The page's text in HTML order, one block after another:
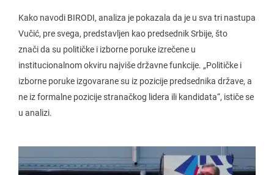
Kako navodi BIRODI, analiza je pokazala da je u sva tri nastupa
Vučić, pre svega, predstavljen kao predsednik Srbije, što
znači da su političke i izborne poruke izrečene u
institucionalnom okviru najviše državne funkcije. „Političke i
izborne poruke izgovarane su iz pozicije predsednika države, a
ne iz formalne pozicije stranačkog lidera ili kandidata“, ističe se
u analizi.